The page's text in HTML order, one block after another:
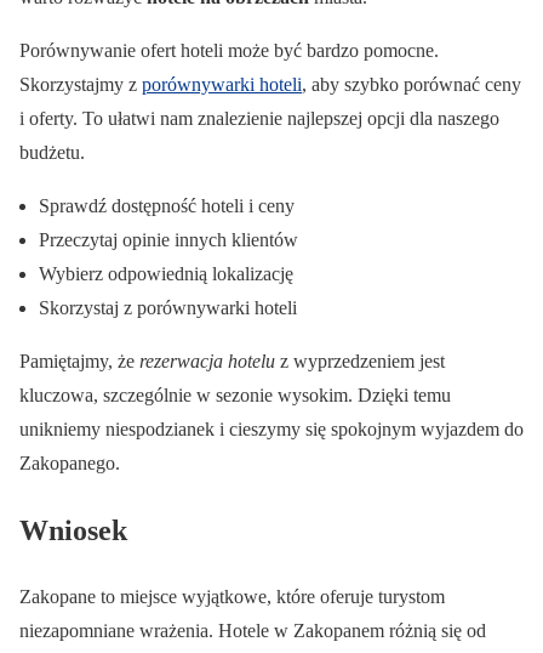
Porównywanie ofert hoteli może być bardzo pomocne.
Skorzystajmy z porównywarki hoteli, aby szybko porównać ceny
i oferty. To ułatwi nam znalezienie najlepszej opcji dla naszego
budżetu.
Sprawdź dostępność hoteli i ceny
Przeczytaj opinie innych klientów
Wybierz odpowiednią lokalizację
Skorzystaj z porównywarki hoteli
Pamiętajmy, że rezerwacja hotelu z wyprzedzeniem jest
kluczowa, szczególnie w sezonie wysokim. Dzięki temu
unikniemy niespodzianek i cieszymy się spokojnym wyjazdem do
Zakopanego.
Wniosek
Zakopane to miejsce wyjątkowe, które oferuje turystom
niezapomniane wrażenia. Hotele w Zakopanem różnią się od